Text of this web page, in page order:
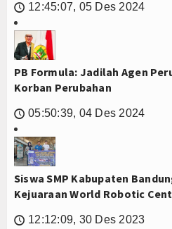
🕔 12:45:07, 05 Des 2024
PB Formula: Jadilah Agen
Korban Perubahan
🕔 05:50:39, 04 Des 2024
Siswa SMP Kabupaten
Kejuaraan World Robotic
🕔 12:12:09, 30 Des 2023